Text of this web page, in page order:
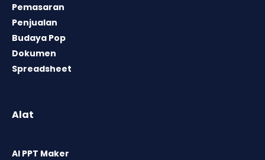
Pemasaran
Penjualan
Budaya Pop
Dokumen
Spreadsheet
Alat
AI PPT Maker